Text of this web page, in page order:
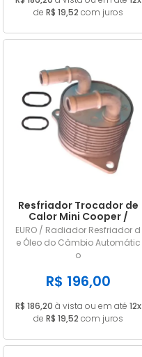
de R$ 19,52 com juros
Resfriador Trocador de
Calor Mini Cooper /
Clubman / Countryman
EURO / Radiador Resfriador d
e Óleo do Câmbio Automátic
o
R$ 196,00
R$ 186,20 à vista ou em até 12x
de R$ 19,52 com juros